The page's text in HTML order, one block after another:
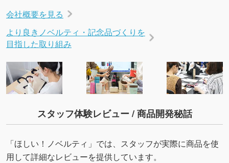
会社概要を見る
より良きノベルティ・記念品づくりを
目指した取り組み
スタッフ体験レビュー / 商品開発秘話
「ほしい！ノベルティ」では、スタッフが実際に商品を使
用して詳細なレビューを提供しています。